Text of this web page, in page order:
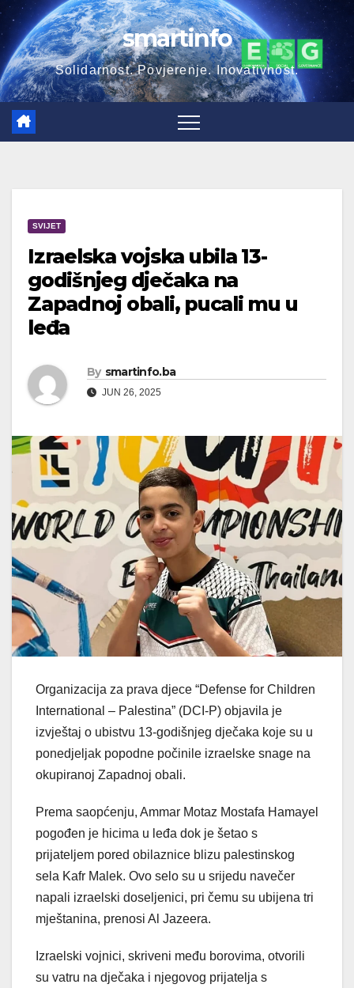
Skip
to
content
smartinfo
Solidarnost. Povjerenje. Inovativnost.
SVIJET
Izraelska vojska ubila 13-
godišnjeg dječaka na
Zapadnoj obali, pucali mu u
leđa
By smartinfo.ba
JUN 26, 2025
Organizacija za prava djece “Defense for Children
International – Palestina” (DCI-P) objavila je
izvještaj o ubistvu 13-godišnjeg dječaka koje su u
ponedjeljak popodne počinile izraelske snage na
okupiranoj Zapadnoj obali.
Prema saopćenju, Ammar Motaz Mostafa Hamayel
pogođen je hicima u leđa dok je šetao s
prijateljem pored obilaznice blizu palestinskog
sela Kafr Malek. Ovo selo su u srijedu navečer
napali izraelski doseljenici, pri čemu su ubijena tri
mještanina, prenosi Al Jazeera.
Izraelski vojnici, skriveni među borovima, otvorili
su vatru na dječaka i njegovog prijatelja s